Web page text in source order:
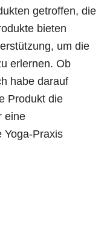
getroffen, die
bieten
um die
erlernen. Ob
habe darauf
Produkt die
eine
Yoga-Praxis